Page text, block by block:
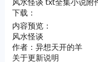
下载：
内容预览：
风水怪谈
作者：异想天开的羊
关于更新说明